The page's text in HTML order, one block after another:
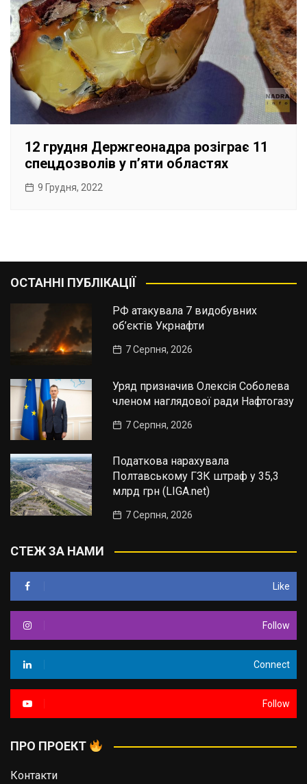
12 грудня Держгеонадра розіграє 11
спецдозволів у пʼяти областях
9 Грудня, 2022
ОСТАННІ ПУБЛІКАЦІЇ
РФ атакувала 7 видобувних
об’єктів Укрнафти
7 Серпня, 2026
Уряд призначив Олексія Соболева
членом наглядової ради Нафтогазу
7 Серпня, 2026
Податкова нарахувала
Полтавському ГЗК штраф у 35,3
млрд грн (LIGA.net)
7 Серпня, 2026
СТЕЖ ЗА НАМИ
Like
Follow
Connect
Follow
ПРО ПРОЕКТ
Контакти